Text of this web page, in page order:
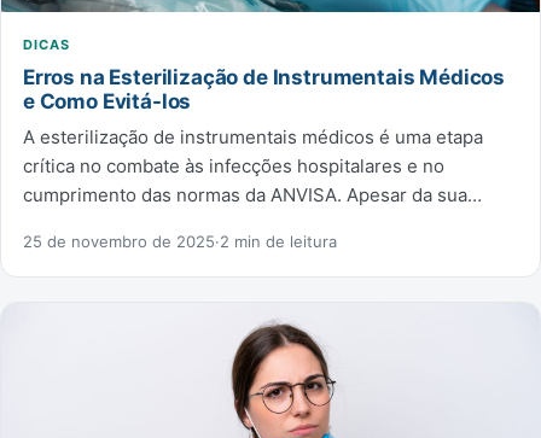
DICAS
Erros na Esterilização de Instrumentais Médicos
e Como Evitá-los
A esterilização de instrumentais médicos é uma etapa
crítica no combate às infecções hospitalares e no
cumprimento das normas da ANVISA. Apesar da sua…
25 de novembro de 2025·2 min de leitura